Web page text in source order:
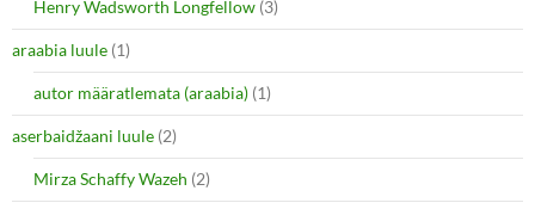
Henry Wadsworth Longfellow (3)
araabia luule (1)
autor määratlemata (araabia) (1)
aserbaidžaani luule (2)
Mirza Schaffy Wazeh (2)